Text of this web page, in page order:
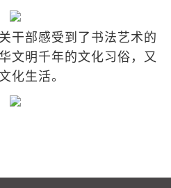
部感受到了书法艺术的
文明千年的文化习俗，又
化生活。